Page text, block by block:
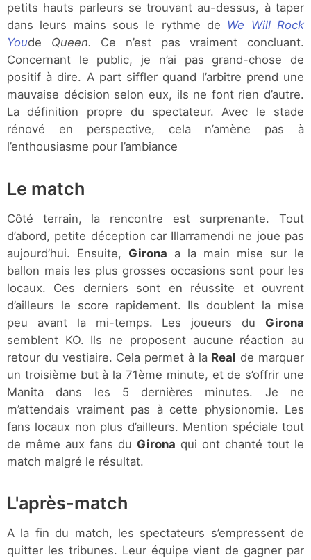
petits hauts parleurs se trouvant au-dessus, à taper
dans leurs mains sous le rythme de We Will Rock
Youde Queen. Ce n’est pas vraiment concluant.
Concernant le public, je n’ai pas grand-chose de
positif à dire. A part siffler quand l’arbitre prend une
mauvaise décision selon eux, ils ne font rien d’autre.
La définition propre du spectateur. Avec le stade
rénové en perspective, cela n’amène pas à
l’enthousiasme pour l’ambiance
Le match
Côté terrain, la rencontre est surprenante. Tout
d’abord, petite déception car Illarramendi ne joue pas
aujourd’hui. Ensuite, Girona a la main mise sur le
ballon mais les plus grosses occasions sont pour les
locaux. Ces derniers sont en réussite et ouvrent
d’ailleurs le score rapidement. Ils doublent la mise
peu avant la mi-temps. Les joueurs du Girona
semblent KO. Ils ne proposent aucune réaction au
retour du vestiaire. Cela permet à la Real de marquer
un troisième but à la 71ème minute, et de s’offrir une
Manita dans les 5 dernières minutes. Je ne
m’attendais vraiment pas à cette physionomie. Les
fans locaux non plus d’ailleurs. Mention spéciale tout
de même aux fans du Girona qui ont chanté tout le
match malgré le résultat.
L'après-match
A la fin du match, les spectateurs s’empressent de
quitter les tribunes. Leur équipe vient de gagner par